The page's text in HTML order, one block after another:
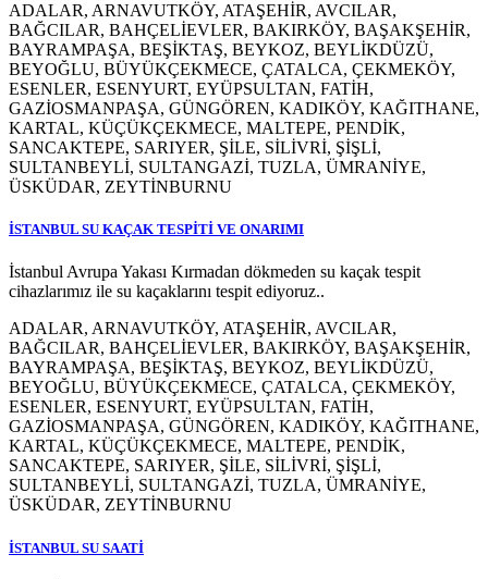
ADALAR, ARNAVUTKÖY, ATAŞEHİR, AVCILAR,
BAĞCILAR, BAHÇELİEVLER, BAKIRKÖY, BAŞAKŞEHİR,
BAYRAMPAŞA, BEŞİKTAŞ, BEYKOZ, BEYLİKDÜZÜ,
BEYOĞLU, BÜYÜKÇEKMECE, ÇATALCA, ÇEKMEKÖY,
ESENLER, ESENYURT, EYÜPSULTAN, FATİH,
GAZİOSMANPAŞA, GÜNGÖREN, KADIKÖY, KAĞITHANE,
KARTAL, KÜÇÜKÇEKMECE, MALTEPE, PENDİK,
SANCAKTEPE, SARIYER, ŞİLE, SİLİVRİ, ŞİŞLİ,
SULTANBEYLİ, SULTANGAZİ, TUZLA, ÜMRANİYE,
ÜSKÜDAR, ZEYTİNBURNU
İSTANBUL SU KAÇAK TESPİTİ VE ONARIMI
İstanbul Avrupa Yakası Kırmadan dökmeden su kaçak tespit
cihazlarımız ile su kaçaklarını tespit ediyoruz..
ADALAR, ARNAVUTKÖY, ATAŞEHİR, AVCILAR,
BAĞCILAR, BAHÇELİEVLER, BAKIRKÖY, BAŞAKŞEHİR,
BAYRAMPAŞA, BEŞİKTAŞ, BEYKOZ, BEYLİKDÜZÜ,
BEYOĞLU, BÜYÜKÇEKMECE, ÇATALCA, ÇEKMEKÖY,
ESENLER, ESENYURT, EYÜPSULTAN, FATİH,
GAZİOSMANPAŞA, GÜNGÖREN, KADIKÖY, KAĞITHANE,
KARTAL, KÜÇÜKÇEKMECE, MALTEPE, PENDİK,
SANCAKTEPE, SARIYER, ŞİLE, SİLİVRİ, ŞİŞLİ,
SULTANBEYLİ, SULTANGAZİ, TUZLA, ÜMRANİYE,
ÜSKÜDAR, ZEYTİNBURNU
İSTANBUL SU SAATİ